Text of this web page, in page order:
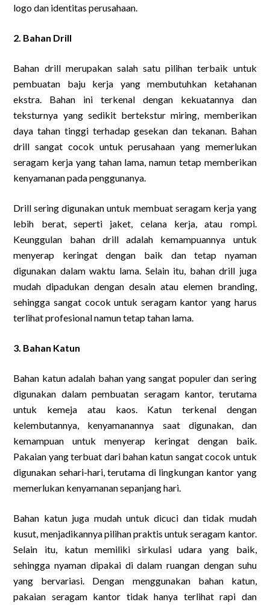
logo dan identitas perusahaan.
2. Bahan Drill
Bahan drill merupakan salah satu pilihan terbaik untuk
pembuatan baju kerja yang membutuhkan ketahanan
ekstra. Bahan ini terkenal dengan kekuatannya dan
teksturnya yang sedikit bertekstur miring, memberikan
daya tahan tinggi terhadap gesekan dan tekanan. Bahan
drill sangat cocok untuk perusahaan yang memerlukan
seragam kerja yang tahan lama, namun tetap memberikan
kenyamanan pada penggunanya.
Drill sering digunakan untuk membuat seragam kerja yang
lebih berat, seperti jaket, celana kerja, atau rompi.
Keunggulan bahan drill adalah kemampuannya untuk
menyerap keringat dengan baik dan tetap nyaman
digunakan dalam waktu lama. Selain itu, bahan drill juga
mudah dipadukan dengan desain atau elemen branding,
sehingga sangat cocok untuk seragam kantor yang harus
terlihat profesional namun tetap tahan lama.
3. Bahan Katun
Bahan katun adalah bahan yang sangat populer dan sering
digunakan dalam pembuatan seragam kantor, terutama
untuk kemeja atau kaos. Katun terkenal dengan
kelembutannya, kenyamanannya saat digunakan, dan
kemampuan untuk menyerap keringat dengan baik.
Pakaian yang terbuat dari bahan katun sangat cocok untuk
digunakan sehari-hari, terutama di lingkungan kantor yang
memerlukan kenyamanan sepanjang hari.
Bahan katun juga mudah untuk dicuci dan tidak mudah
kusut, menjadikannya pilihan praktis untuk seragam kantor.
Selain itu, katun memiliki sirkulasi udara yang baik,
sehingga nyaman dipakai di dalam ruangan dengan suhu
yang bervariasi. Dengan menggunakan bahan katun,
pakaian seragam kantor tidak hanya terlihat rapi dan